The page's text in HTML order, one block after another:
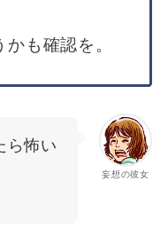
も確認を。
妄想の彼女
ら怖い